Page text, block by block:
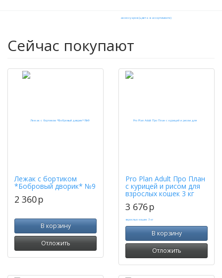
Сейчас покупают
Лежак с бортиком
*Бобровый дворик* №9
2 360p
В корзину
Отложить
Pro Plan Adult Про План
с курицей и рисом для
взрослых кошек 3 кг
3 676p
В корзину
Отложить